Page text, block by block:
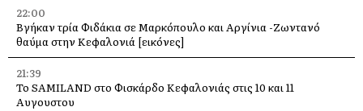
22:00
Βγήκαν τρία Φιδάκια σε Μαρκόπουλο και Αργίνια -Ζωντανό
θαύμα στην Κεφαλονιά [εικόνες]
21:39
Το SAMILAND στο Φισκάρδο Κεφαλονιάς στις 10 και 11
Αυγουστου